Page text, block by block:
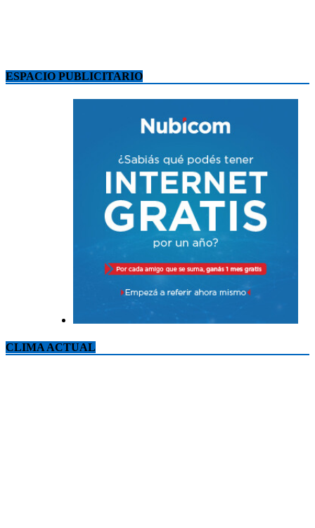
ESPACIO PUBLICITARIO
CLIMA ACTUAL